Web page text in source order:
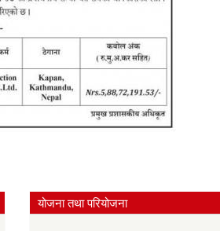
योजना तथा परियोजना